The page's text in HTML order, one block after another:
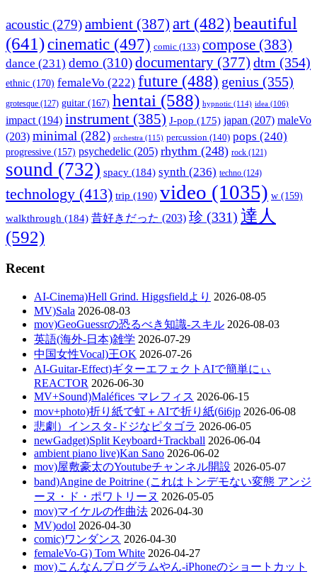
acoustic (279)ambient (387) art(482) beautiful
(641)cinematic (497) comic (133) compose (383)
dance (231) demo (310)documentary (377) dtm (354)
ethnic (170) femaleVo (222) future (488) genius (355)
grotesque (127) guitar (167) hentai (588) hypnotic (114) idea (106)
impact (194) instrument (385) J-pop (175) japan (207) maleVo
(203) minimal (282) orchestra (115) percussion (140) pops (240)
progressive (157) psychedelic (205) rhythm (248) rock (121)
sound (732) spacy (184) synth (236) techno (124)
technology (413) trip (190) video (1035) w (159)
walkthrough (184) 昔好きだった (203) 珍 (331) 達人
(592)
Recent
AI-Cinema)Hell Grind. Higgsfieldより 2026-08-05
MV)Sala 2026-08-03
mov)GeoGuessrの恐るべき知識-スキル 2026-08-03
英語(海外-日本)雑学 2026-07-29
中国女性Vocal)王OK 2026-07-26
AI-Guitar-Effect)ギターエフェクトAIで簡単にぃ
REACTOR 2026-06-30
MV+Sound)Maléfices マレフィス 2026-06-15
mov+photo)折り紙で虹＋AIで折り紙(6i6jp 2026-06-08
悲劇）インスタ-ドジなピタゴラ 2026-06-05
newGadget)Split Keyboard+Trackball 2026-06-04
ambient piano live)Kan Sano 2026-06-02
mov)屋敷豪太のYoutubeチャンネル開設 2026-05-07
band)Angine de Poitrine (これはトンデモない変態 アンジ
ーヌ・ド・ポワトリーヌ 2026-05-05
mov)マイケルの作曲法 2026-04-30
MV)odol 2026-04-30
comic)ワンダンス 2026-04-30
femaleVo-G) Tom White 2026-04-27
mov)こんなんプログラムやん-iPhoneのショートカット